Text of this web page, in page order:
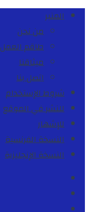
المنبر
من نحن
طاقم العمل
ميثاقنا
اتصل بنا
شروط الإستخدام
للنشر في الموقع
للإشهار
النسخة الفرنسية
النسخة الإنجليزية